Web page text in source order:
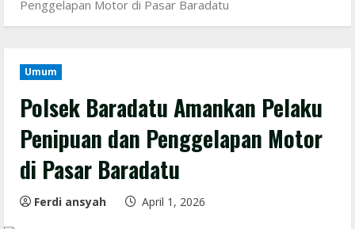
Penggelapan Motor di Pasar Baradatu
Umum
Polsek Baradatu Amankan Pelaku
Penipuan dan Penggelapan Motor
di Pasar Baradatu
Ferdi ansyah April 1, 2026